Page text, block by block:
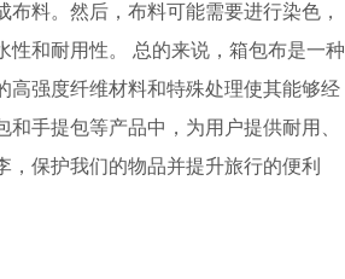
料。然后，布料可能需要进行染色，
性和耐用性。 总的来说，箱包布是一种
高强度纤维材料和特殊处理使其能够经
手提包等产品中，为用户提供耐用、
保护我们的物品并提升旅行的便利